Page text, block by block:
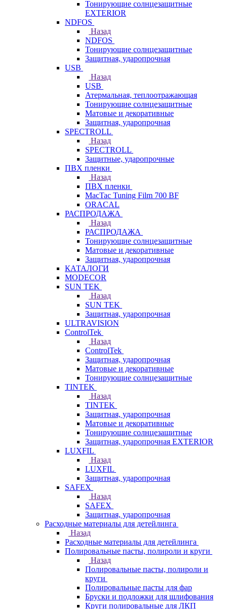
Тонирующие солнцезащитные
EXTERIOR
NDFOS
Назад
NDFOS
Тонирующие солнцезащитные
Защитная, ударопрочная
USB
Назад
USB
Атермальная, теплоотражающая
Тонирующие солнцезащитные
Матовые и декоративные
Защитная, ударопрочная
SPECTROLL
Назад
SPECTROLL
Защитные, ударопрочные
ПВХ пленки
Назад
ПВХ пленки
MacTac Tuning Film 700 BF
ORACAL
РАСПРОДАЖА
Назад
РАСПРОДАЖА
Тонирующие солнцезащитные
Матовые и декоративные
Защитная, ударопрочная
КАТАЛОГИ
MODECOR
SUN TEK
Назад
SUN TEK
Защитная, ударопрочная
ULTRAVISION
ControlTek
Назад
ControlTek
Защитная, ударопрочная
Матовые и декоративные
Тонирующие солнцезащитные
TINTEK
Назад
TINTEK
Защитная, ударопрочная
Матовые и декоративные
Тонирующие солнцезащитные
Защитная, ударопрочная EXTERIOR
LUXFIL
Назад
LUXFIL
Защитная, ударопрочная
SAFEX
Назад
SAFEX
Защитная, ударопрочная
Расходные материалы для детейлинга
Назад
Расходные материалы для детейлинга
Полировальные пасты, полироли и круги
Назад
Полировальные пасты, полироли и
круги
Полировальные пасты для фар
Бруски и подложки для шлифования
Круги полировальные для ЛКП